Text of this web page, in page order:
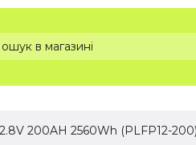
200AH 2560Wh (PLFP12-